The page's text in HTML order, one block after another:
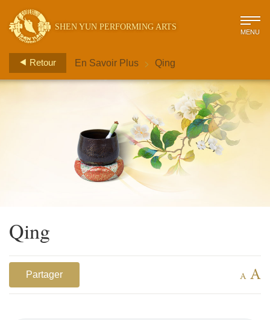
SHEN YUN PERFORMING ARTS MENU
Retour En Savoir Plus > Qing
Qing
Partager A A